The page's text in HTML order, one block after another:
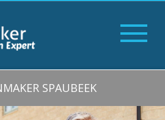
SPAUBEEK